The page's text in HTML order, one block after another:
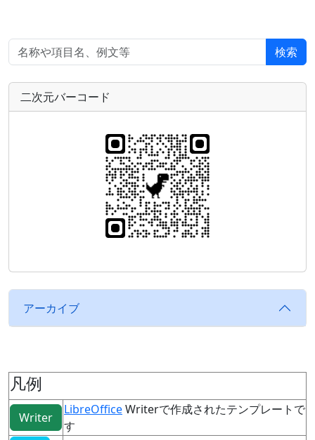
検索
二次元バーコード
アーカイブ
凡例
Writer
LibreOfficeWriterで作成されたテンプレートで
す